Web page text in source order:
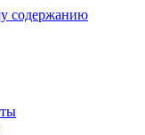
содержанию